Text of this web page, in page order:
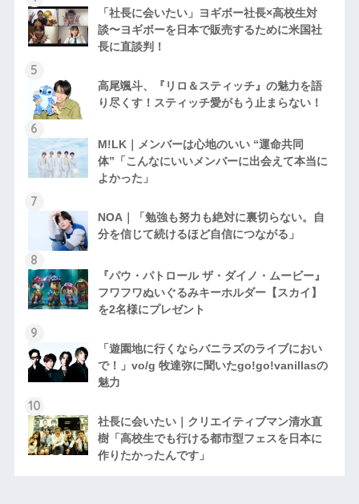
「社長に会いたい」ヨギボー社長×高校生対
談〜ヨギボーを日本で販売するために米国社
長に直談判！
高尾颯斗、『リロ＆スティッチ』の魅力を語
り尽くす！スティッチ愛がもう止まらない！
M!LK｜メンバーは心地のいい “運命共同
体”「こんなにいいメンバーに出会えて本当に
よかった」
NOA｜「勉強も努力も絶対に裏切らない。自
分を信じて続けるほど自信につながる」
『パウ・パトロール ザ・ダイノ・ムービー』
フワフワぬいぐるみキーホルダー【スカイ】
を2名様にプレゼント
「遊園地に行くならバニラズのライブにおい
で！」vo/g 牧達弥に聞いたgo!go!vanillasの
魅力
社長に会いたい｜クリエイティブマン清水直
樹「高校生でも行ける都市型フェスを日本に
作りたかったんです」